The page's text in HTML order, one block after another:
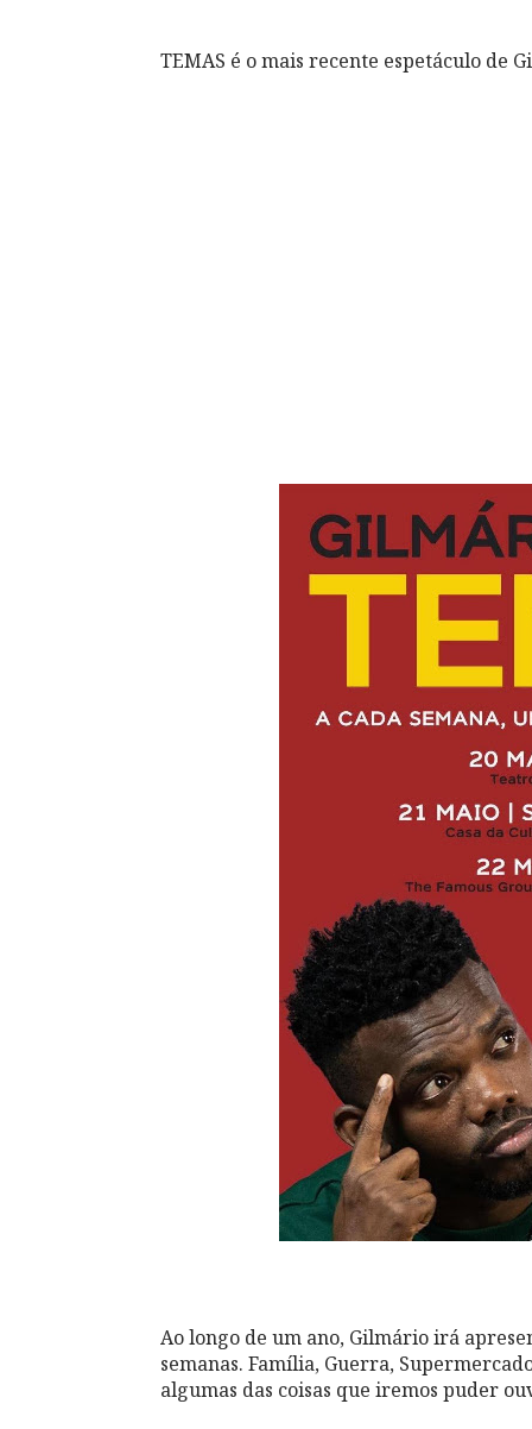
TEMAS é o mais recente espetáculo de
Ao longo de um ano, Gilmário irá
semanas. Família, Guerra,
algumas das coisas que iremos puder